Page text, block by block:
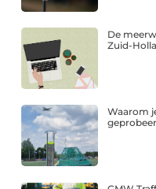
De
Zuid-
Waarom